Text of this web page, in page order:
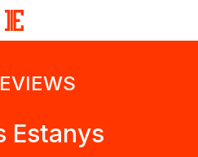
Estanys